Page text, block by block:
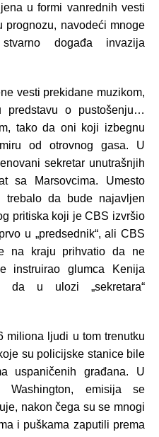
u formi vanrednih vesti
prognozu, navodeći mnoge
događa invazija
vesti prekidane muzikom,
predstavu o pustošenju…
tako da oni koji izbegnu
od otrovnog gasa. U
sekretar unutrašnjih
sa Marsovcima. Umesto
trebalo da bude najavljen
pritiska koji je CBS izvršio
u „predsednik“, ali CBS
na kraju prihvatio da ne
instruirao glumca Kenija
da u ulozi „sekretara“
miliona ljudi u tom trenutku
su policijske stanice bile
uspaničenih građana. U
emisija se
nakon čega su se mnogi
i puškama zaputili prema